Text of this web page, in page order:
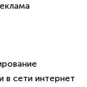
в сети интернет